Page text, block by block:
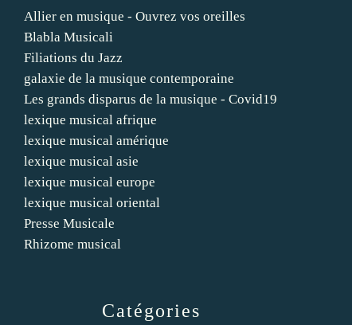
Catégories
Allier en musique - Ouvrez vos oreilles
Blabla Musicali
Filiations du Jazz
galaxie de la musique contemporaine
Les grands disparus de la musique - Covid19
lexique musical afrique
lexique musical amérique
lexique musical asie
lexique musical europe
lexique musical oriental
Presse Musicale
Rhizome musical